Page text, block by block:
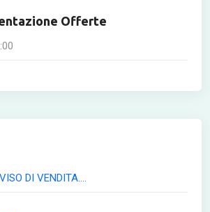
Offerte
DI VENDITA....